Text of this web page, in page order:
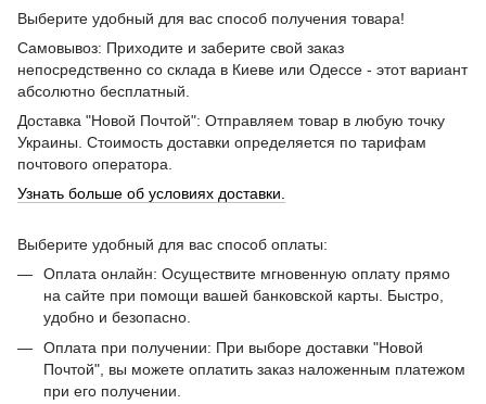
Выберите удобный для вас способ получения товара!
Самовывоз: Приходите и заберите свой заказ
непосредственно со склада в Киеве или Одессе - этот вариант
абсолютно бесплатный.
Доставка "Новой Почтой": Отправляем товар в любую точку
Украины. Стоимость доставки определяется по тарифам
почтового оператора.
Узнать больше об условиях доставки.
Выберите удобный для вас способ оплаты:
Оплата онлайн: Осуществите мгновенную оплату прямо
на сайте при помощи вашей банковской карты. Быстро,
удобно и безопасно.
Оплата при получении: При выборе доставки "Новой
Почтой", вы можете оплатить заказ наложенным платежом
при его получении.